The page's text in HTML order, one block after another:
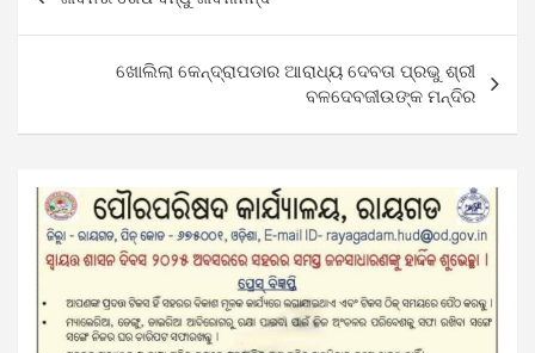
ଖୋଲିଲା କେନ୍ଦ୍ରାପଡାର ଆରାଧ୍ୟ ଦେବତା ପ୍ରଭୁ ଶ୍ରୀ
ବଳଦେବଜୀଉଙ୍କ ମନ୍ଦିର